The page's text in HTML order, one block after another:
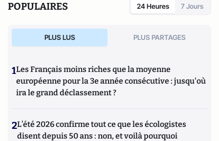
POPULAIRES 24 Heures 7 Jours
PLUS LUS PLUS PARTAGES
1Les Français moins riches que la moyenne
européenne pour la 3e année consécutive : jusqu'où
ira le grand déclassement ?
2L’été 2026 confirme tout ce que les écologistes
disent depuis 50 ans : non, et voilà pourquoi